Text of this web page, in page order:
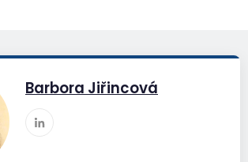
Barbora Jiřincová